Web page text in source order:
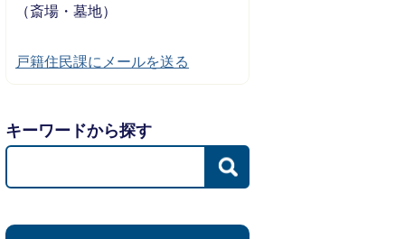
（斎場・墓地）
戸籍住民課にメールを送る
キーワードから探す